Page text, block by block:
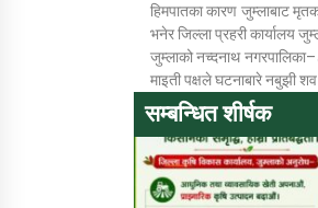
तातोपानी गाउँपालिकाको न्यायिक
सन्देश
हिमपातका कारण जुम्लाबाट
भनेर जिल्ला प्रहरी कार्यालय
जुम्लाको नच्दनाथ
माइती पक्षले घटनाबारे नबुझी
सम्बन्धित शीर्षक